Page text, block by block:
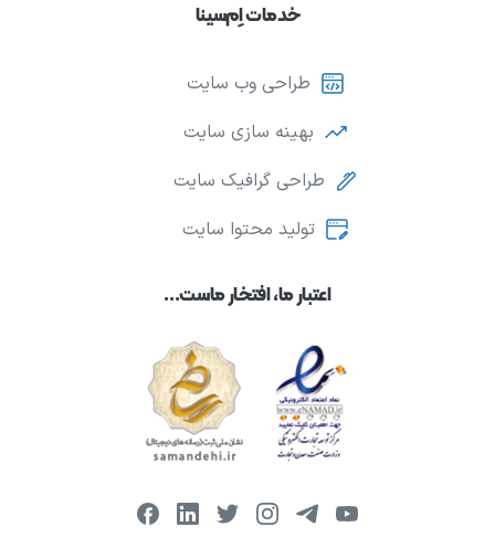
خدمات اِم‌سینا
طراحی وب سایت
بهینه سازی سایت
طراحی گرافیک سایت
تولید محتوا سایت
اعتبار ما، افتخار ماست...